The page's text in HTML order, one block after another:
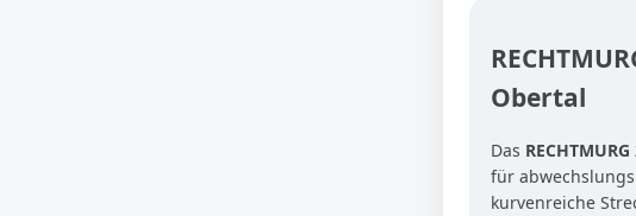
Obertal
Das RECHTMURG
für
kurvenreiche